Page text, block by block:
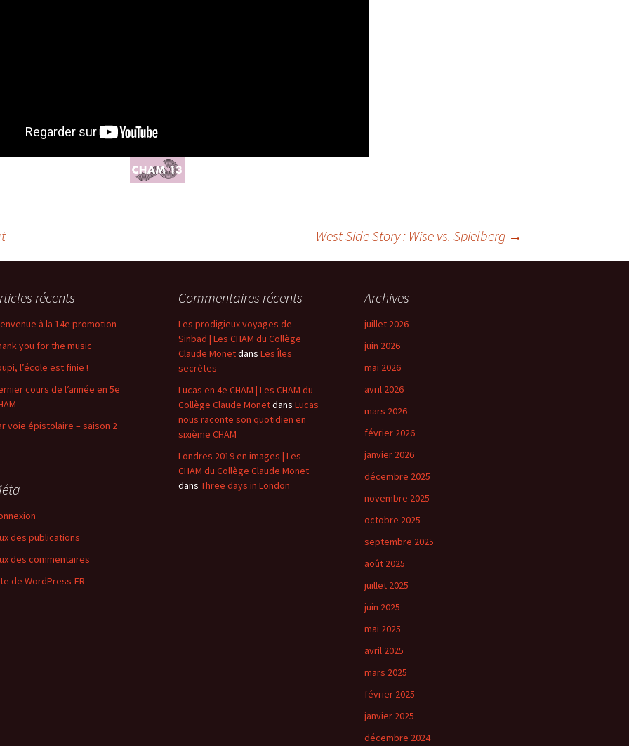
West Side Story : Wise vs. Spielberg →
récents
à la 14e promotion
you for the music
l’école est finie !
cours de l’année en 5e
voie épistolaire – saison 2
Commentaires récents
Les prodigieux voyages de
Sinbad | Les CHAM du Collège
Claude Monetdans Les Îles
secrètes
Lucas en 4e CHAM | Les CHAM du
Collège Claude Monetdans Lucas
nous raconte son quotidien en
sixième CHAM
Londres 2019 en images | Les
CHAM du Collège Claude Monet
dans Three days in London
Archives
juillet 2026
juin 2026
mai 2026
avril 2026
mars 2026
février 2026
janvier 2026
décembre 2025
novembre 2025
octobre 2025
septembre 2025
août 2025
juillet 2025
juin 2025
mai 2025
avril 2025
mars 2025
février 2025
janvier 2025
décembre 2024
des publications
des commentaires
de WordPress-FR